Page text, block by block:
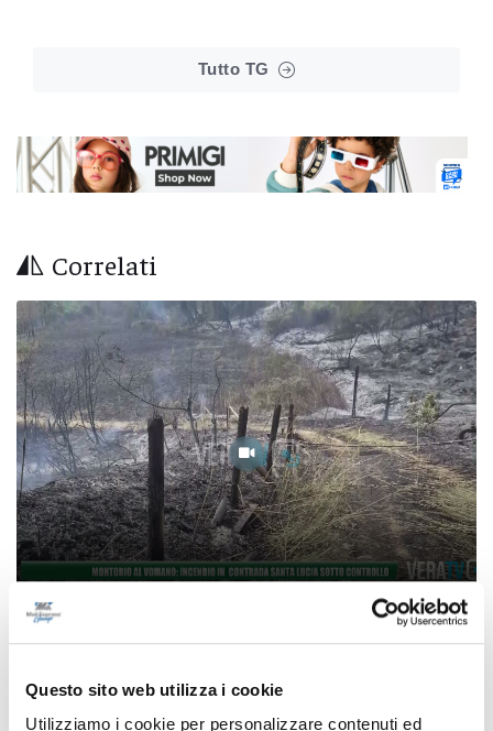
Questo sito web utilizza i cookie
Utilizziamo i cookie per personalizzare contenuti ed
Tutto TG
Correlati
Montorio al Vomano: incendio in contrada
07/08/2026